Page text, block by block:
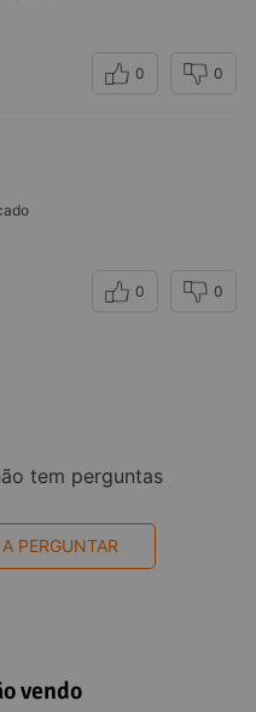
0 0
0 0
tem perguntas
PERGUNTAR
vendo